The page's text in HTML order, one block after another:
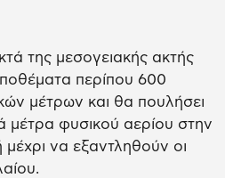
της μεσογειακής ακτής
περίπου 600
μέτρων και θα πουλήσει
μέτρα φυσικού αερίου στην
να εξαντληθούν οι